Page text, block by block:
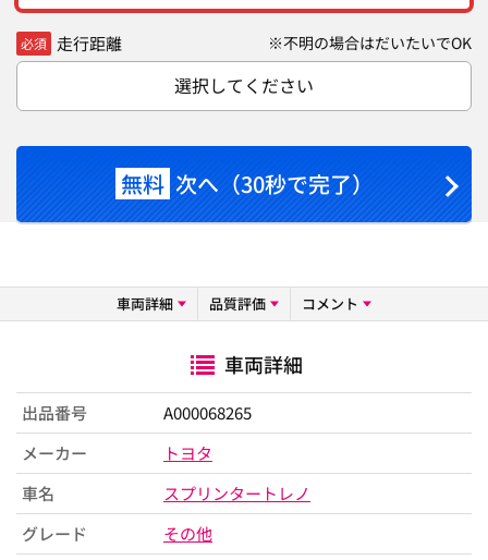
必須 走行距離 ※不明の場合はだいたいでOK
選択してください
無料 次へ（30秒で完了）
車両詳細 品質評価 コメント
車両詳細
出品番号
A000068265
メーカー
トヨタ
車名
スプリンタートレノ
グレード
その他